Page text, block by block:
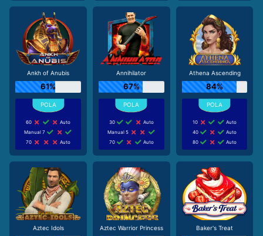
Ankh of Anubis
61%
60
Auto
Manual 7
70
Auto
Annihilator
67%
30
Auto
Manual 5
70
Auto
Athena Ascending
84%
10
Auto
40
Auto
80
Auto
Aztec Idols Aztec Warrior Princess Baker's Treat